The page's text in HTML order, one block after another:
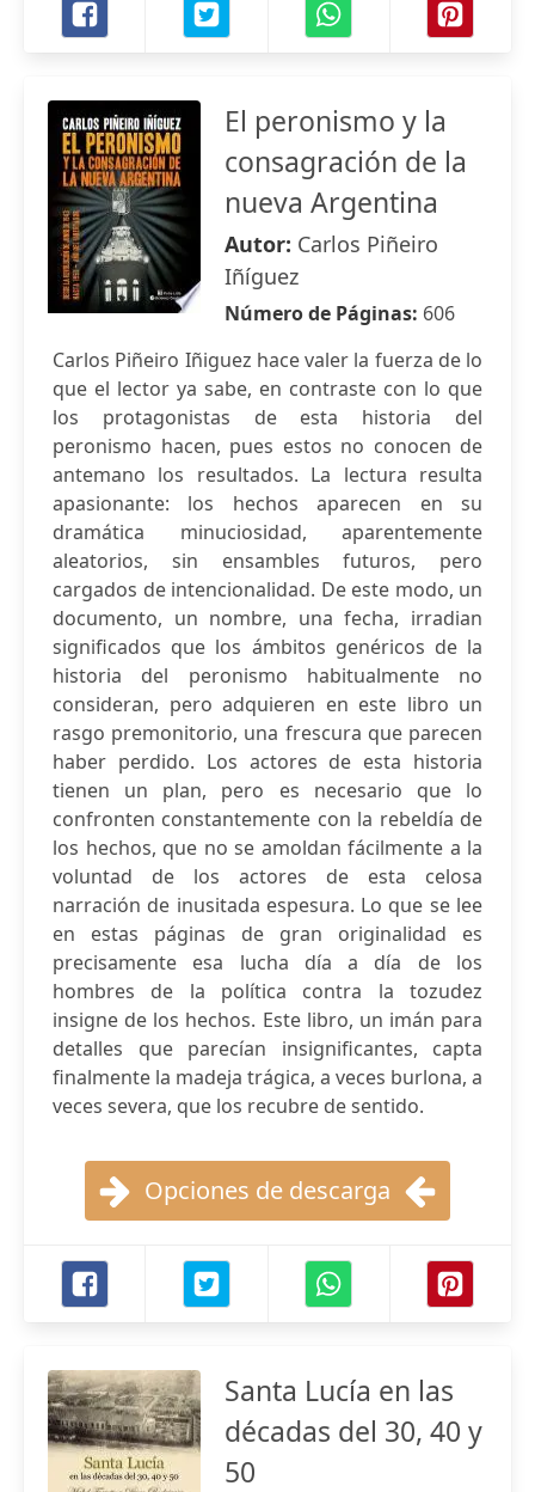
El peronismo y la
consagración de la
nueva Argentina
Autor: Carlos Piñeiro
Iñíguez
Número de Páginas: 606
Carlos Piñeiro Iñiguez hace valer la fuerza de lo
que el lector ya sabe, en contraste con lo que
los protagonistas de esta historia del
peronismo hacen, pues estos no conocen de
antemano los resultados. La lectura resulta
apasionante: los hechos aparecen en su
dramática minuciosidad, aparentemente
aleatorios, sin ensambles futuros, pero
cargados de intencionalidad. De este modo, un
documento, un nombre, una fecha, irradian
significados que los ámbitos genéricos de la
historia del peronismo habitualmente no
consideran, pero adquieren en este libro un
rasgo premonitorio, una frescura que parecen
haber perdido. Los actores de esta historia
tienen un plan, pero es necesario que lo
confronten constantemente con la rebeldía de
los hechos, que no se amoldan fácilmente a la
voluntad de los actores de esta celosa
narración de inusitada espesura. Lo que se lee
en estas páginas de gran originalidad es
precisamente esa lucha día a día de los
hombres de la política contra la tozudez
insigne de los hechos. Este libro, un imán para
detalles que parecían insignificantes, capta
finalmente la madeja trágica, a veces burlona, a
veces severa, que los recubre de sentido.
Opciones de descarga
Santa Lucía en las
décadas del 30, 40 y
50